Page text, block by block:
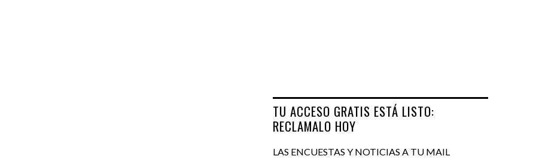
TU ACCESO GRATIS ESTÁ LISTO:
RECLAMALO HOY
LAS ENCUESTAS Y NOTICIAS A TU MAIL